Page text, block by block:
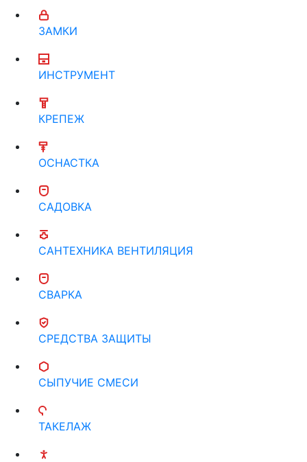
ЗАМКИ
ИНСТРУМЕНТ
КРЕПЕЖ
ОСНАСТКА
САДОВКА
САНТЕХНИКА ВЕНТИЛЯЦИЯ
СВАРКА
СРЕДСТВА ЗАЩИТЫ
СЫПУЧИЕ СМЕСИ
ТАКЕЛАЖ